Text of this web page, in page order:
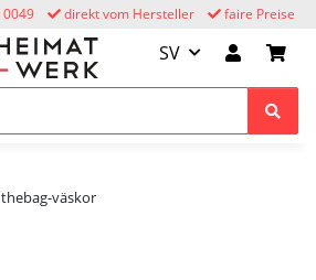
faire Preise
direkt vom Hersteller
0049
SV
väskor